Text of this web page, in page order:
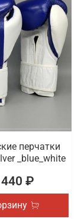
перчатки
_blue_white
₽